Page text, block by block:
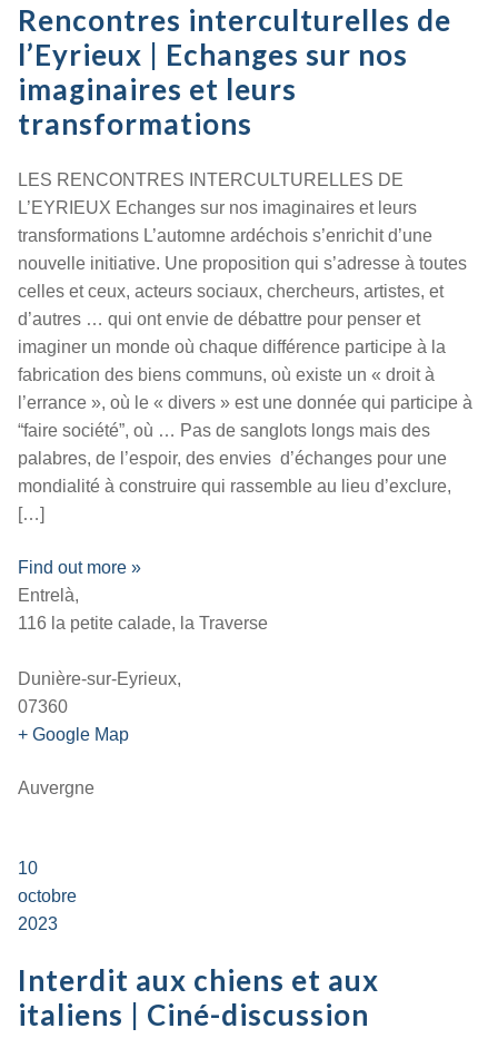
Rencontres interculturelles de
l’Eyrieux | Echanges sur nos
imaginaires et leurs
transformations
LES RENCONTRES INTERCULTURELLES DE
L’EYRIEUX Echanges sur nos imaginaires et leurs
transformations L’automne ardéchois s’enrichit d’une
nouvelle initiative. Une proposition qui s’adresse à toutes
celles et ceux, acteurs sociaux, chercheurs, artistes, et
d’autres … qui ont envie de débattre pour penser et
imaginer un monde où chaque différence participe à la
fabrication des biens communs, où existe un « droit à
l’errance », où le « divers » est une donnée qui participe à
“faire société”, où … Pas de sanglots longs mais des
palabres, de l’espoir, des envies d’échanges pour une
mondialité à construire qui rassemble au lieu d’exclure,
[…]
Find out more »
Entrelà,
116 la petite calade, la Traverse
Dunière-sur-Eyrieux,
07360
+ Google Map
Auvergne
10
octobre
2023
Interdit aux chiens et aux
italiens | Ciné-discussion